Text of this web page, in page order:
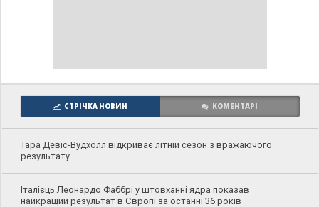
СТРІЧКА НОВИН КОМЕНТАРІ
Тара Девіс-Вудхолл відкриває літній сезон з вражаючого
результату
Італієць Леонардо Фаббрі у штовханні ядра показав
найкращий результат в Європі за останні 36 років